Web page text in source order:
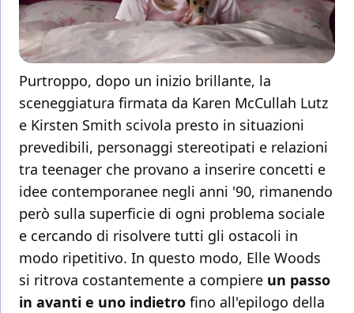
Purtroppo, dopo un inizio brillante, la
sceneggiatura firmata da Karen McCullah Lutz
e Kirsten Smith scivola presto in situazioni
prevedibili, personaggi stereotipati e relazioni
tra teenager che provano a inserire concetti e
idee contemporanee negli anni '90, rimanendo
però sulla superficie di ogni problema sociale
e cercando di risolvere tutti gli ostacoli in
modo ripetitivo. In questo modo, Elle Woods
si ritrova costantemente a compiere un passo
in avanti e uno indietro fino all'epilogo della